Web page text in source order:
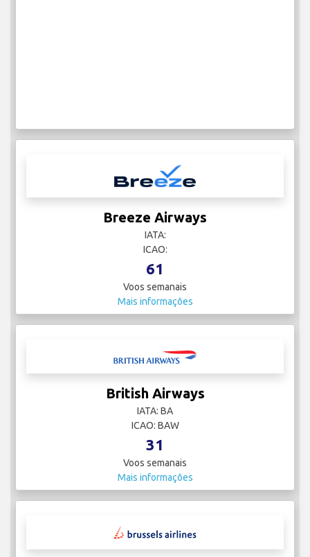
Breeze Airways
IATA:
ICAO:
61
Voos semanais
Mais informações
British Airways
IATA: BA
ICAO: BAW
31
Voos semanais
Mais informações